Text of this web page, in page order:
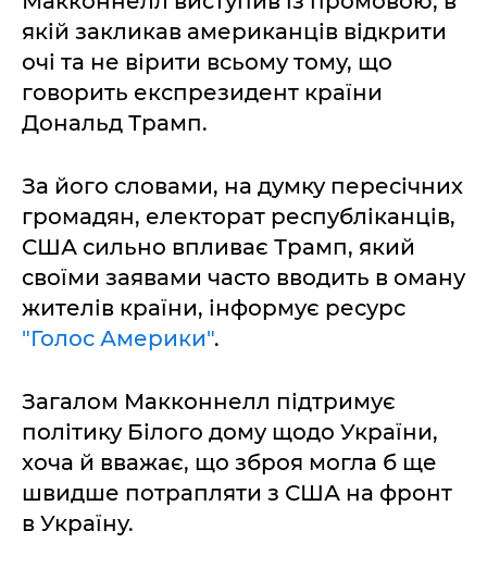
якій закликав американців відкрити
очі та не вірити всьому тому, що
говорить експрезидент країни
Дональд Трамп.
За його словами, на думку пересічних
громадян, електорат республіканців,
США сильно впливає Трамп, який
своїми заявами часто вводить в оману
жителів країни, інформує ресурс
"Голос Америки".
Загалом Макконнелл підтримує
політику Білого дому щодо України,
хоча й вважає, що зброя могла б ще
швидше потрапляти з США на фронт
в Україну.